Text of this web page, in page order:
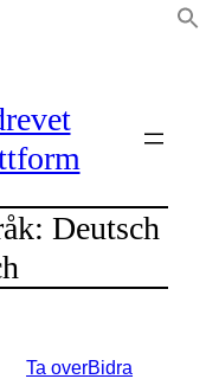
Deutsch
Ta overBidra